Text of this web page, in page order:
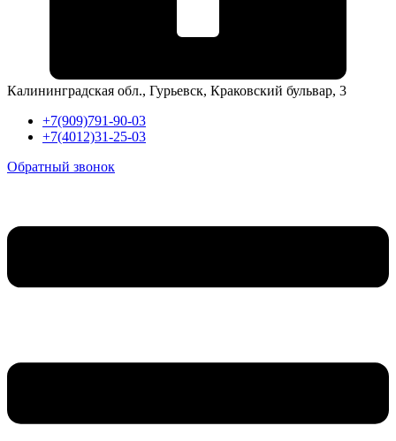
Калининградская обл., Гурьевск, Краковский бульвар, 3
+7(909)791-90-03
+7(4012)31-25-03
Обратный звонок